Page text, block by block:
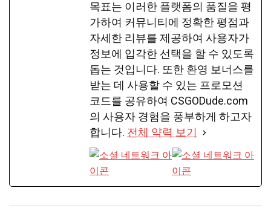
목표는 이러한 플랫폼의 품질을 평
가하여 커뮤니티에 정확한 평점과
자세한 리뷰를 제공하여 사용자가
정보에 입각한 선택을 할 수 있도록
돕는 것입니다. 또한 환영 보너스를
받는 데 사용할 수 있는 프로모션
코드를 공유하여 CSGODude.com
의 사용자 경험을 풍부하게 하고자
합니다. 전체 약력 보기